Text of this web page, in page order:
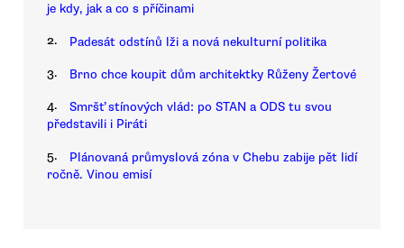
je kdy, jak a co s příčinami
2. Padesát odstínů lži a nová nekulturní politika
3. Brno chce koupit dům architektky Růženy Žertové
4.
Smršť stínových vlád: po STAN a ODS tu svou
představili i Piráti
5.
Plánovaná průmyslová zóna v Chebu zabije pět lidí
ročně. Vinou emisí